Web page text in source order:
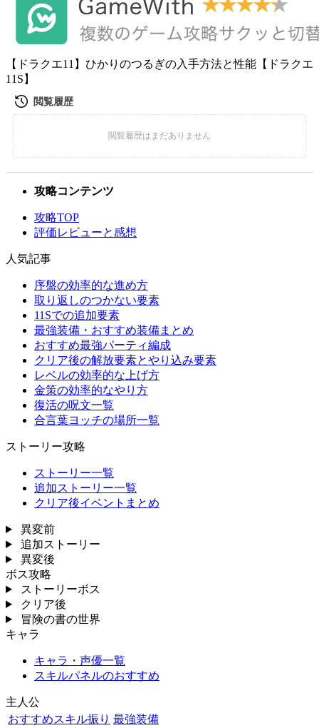
【ドラクエ11】ひかりのつるぎの入手方法と性能【ドラクエ
11S】
攻略コンテンツ
攻略TOP
評価レビューと感想
人気記事
序盤の効率的な進め方
取り返しのつかない要素
11Sでの追加要素
最強装備・おすすめ装備まとめ
おすすめ最強パーティ編成
クリア後の解放要素とやり込み要素
レベルの効率的な上げ方
金策の効率的なやり方
復活の呪文一覧
合言葉ヨッチの場所一覧
ストーリー攻略
ストーリー一覧
追加ストーリー一覧
クリア後イベントまとめ
異変前
追加ストーリー
異変後
ボス攻略
ストーリーボス
クリア後
冒険の書の世界
キャラ
キャラ・声優一覧
スキルパネルのおすすめ
主人公
おすすめスキル振り 最強装備